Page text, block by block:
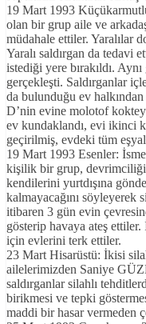
19 Mart 1993
olan bir grup aile ve
müdahale ettiler. Yaralılar
Yaralı saldırgan da tedavi
istediği yere bırakıldı.
gerçekleşti. Saldırganlar
da bulunduğu ev
D’nin evine molotof
ev kundaklandı, evi ikinci
geçirilmiş, evdeki tüm
19 Mart 1993 Esenler:
kişilik bir grup, devrimciliği
kendilerini yurtdışına
kalmayacağını söyleyerek
itibaren 3 gün evin
gösterip havaya ateş ettiler.
için evlerini terk ettiler.
23 Mart Hisarüstü: İkisi
ailelerimizden Saniye
saldırganlar silahlı
birikmesi ve tepki
maddi bir hasar vermeden